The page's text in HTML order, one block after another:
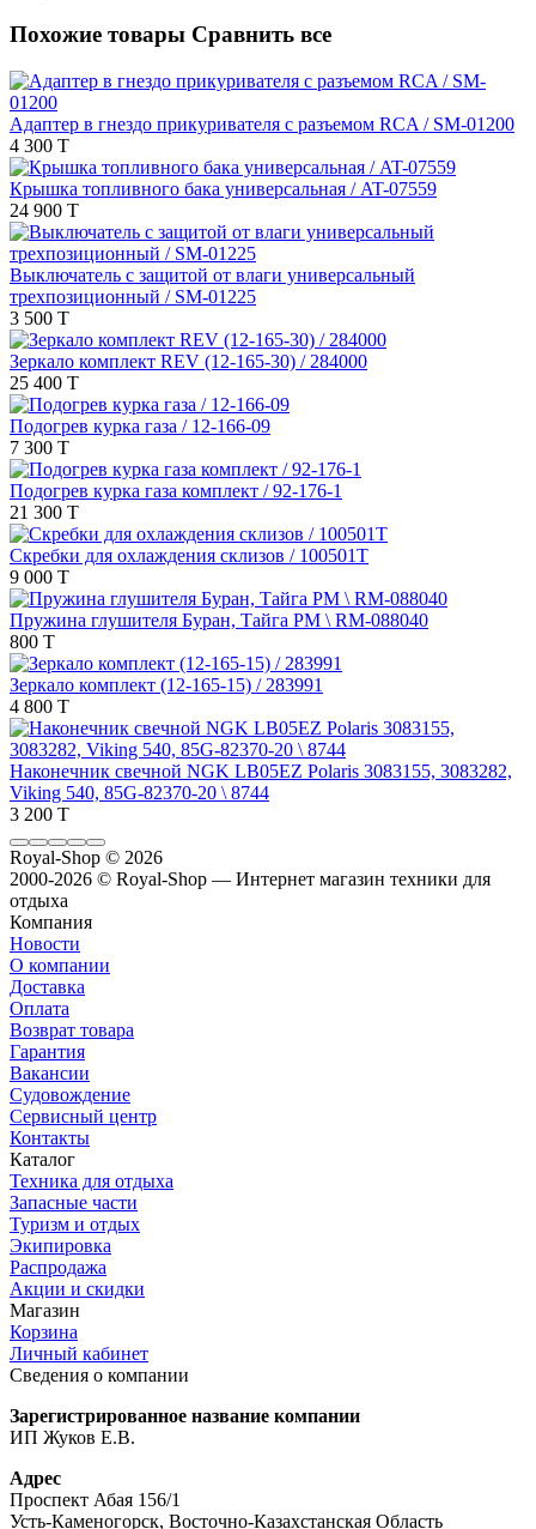
Похожие товары Сравнить все
Адаптер в гнездо прикуривателя с разъемом RCA / SM-01200
4 300 T
Крышка топливного бака универсальная / AT-07559
24 900 T
Выключатель с защитой от влаги универсальный
трехпозиционный / SM-01225
3 500 T
Зеркало комплект REV (12-165-30) / 284000
25 400 T
Подогрев курка газа / 12-166-09
7 300 T
Подогрев курка газа комплект / 92-176-1
21 300 T
Скребки для охлаждения склизов / 100501T
9 000 T
Пружина глушителя Буран, Тайга РМ \ RM-088040
800 T
Зеркало комплект (12-165-15) / 283991
4 800 T
Наконечник свечной NGK LB05EZ Polaris 3083155, 3083282,
Viking 540, 85G-82370-20 \ 8744
3 200 T
Royal-Shop © 2026
2000-2026 © Royal-Shop — Интернет магазин техники для
отдыха
Компания
Новости
О компании
Доставка
Оплата
Возврат товара
Гарантия
Вакансии
Судовождение
Сервисный центр
Контакты
Каталог
Техника для отдыха
Запасные части
Туризм и отдых
Экипировка
Распродажа
Акции и скидки
Магазин
Корзина
Личный кабинет
Сведения о компании
Зарегистрированное название компании
ИП Жуков Е.В.
Адрес
Проспект Абая 156/1
Усть-Каменогорск, Восточно-Казахстанская Область